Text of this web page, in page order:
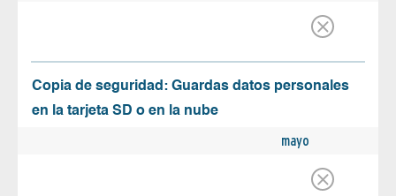
Copia de seguridad: Guardas datos personales
en la tarjeta SD o en la nube
mayo